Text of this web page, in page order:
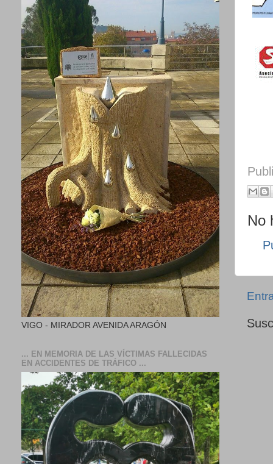
No
VIGO - MIRADOR AVENIDA ARAGÓN
... EN MEMORIA DE LAS VÍCTIMAS FALLECIDAS
EN ACCIDENTES DE TRÁFICO ...